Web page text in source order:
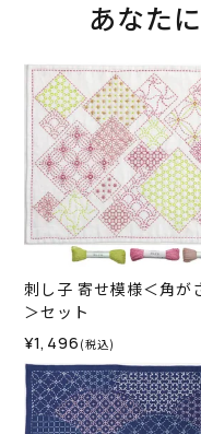
あなた
刺し子 寄せ模様＜角が
＞セット
¥1,496 (税込)